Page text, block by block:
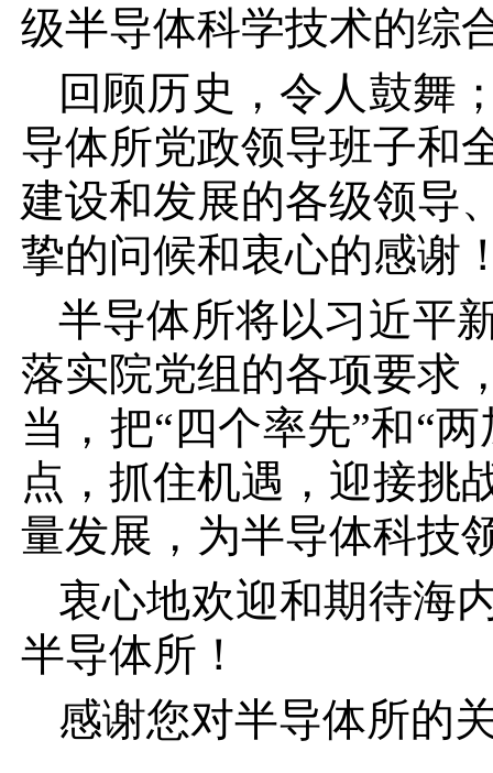
级半导体科学技术的综
回顾历史，令人鼓舞
导体所党政领导班子和
建设和发展的各级领导
挚的问候和衷心的感谢
半导体所将以习近平
落实院党组的各项要求
当，把“四个率先”和“
点，抓住机遇，迎接挑
量发展，为半导体科技
衷心地欢迎和期待海
半导体所！
感谢您对半导体所的